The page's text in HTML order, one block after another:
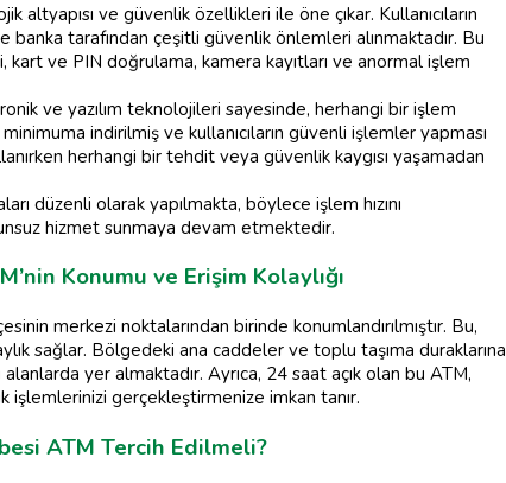
altyapısı ve güvenlik özellikleri ile öne çıkar. Kullanıcıların
tarafından çeşitli güvenlik önlemleri alınmaktadır. Bu
ve PIN doğrulama, kamera kayıtları ve anormal işlem
ve yazılım teknolojileri sayesinde, herhangi bir işlem
indirilmiş ve kullanıcıların güvenli işlemler yapması
herhangi bir tehdit veya güvenlik kaygısı yaşamadan
düzenli olarak yapılmakta, böylece işlem hızını
hizmet sunmaya devam etmektedir.
Konumu ve Erişim Kolaylığı
merkezi noktalarından birinde konumlandırılmıştır. Bu,
sağlar. Bölgedeki ana caddeler ve toplu taşıma duraklarına
yer almaktadır. Ayrıca, 24 saat açık olan bu ATM,
işlemlerinizi gerçekleştirmenize imkan tanır.
ATM Tercih Edilmeli?